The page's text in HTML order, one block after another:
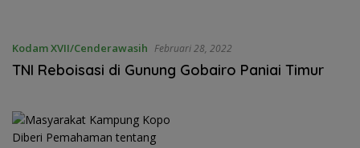
Kodam XVII/Cenderawasih Februari 28, 2022
TNI Reboisasi di Gunung Gobairo Paniai Timur